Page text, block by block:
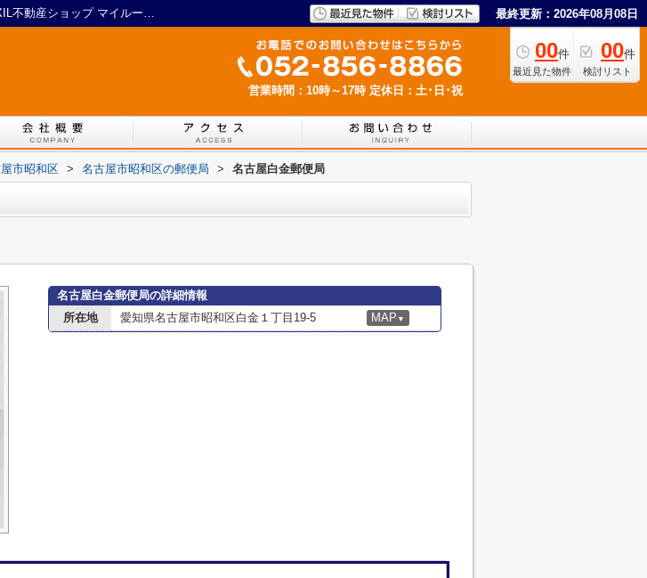
名古屋白金郵便局｜名古屋の賃貸アパート・マンションの管理会社はLIXIL不動産ショップ マイルーム館 名古屋店 最終更新：2026年08月08日
00件
最近見た物件
00件
検討リスト
営業時間：10時～17時 定休日：土･日･祝
市昭和区 > 名古屋市昭和区の郵便局 > 名古屋白金郵便局
名古屋白金郵便局の詳細情報
所在地
愛知県名古屋市昭和区白金１丁目19-5 MAP ▼